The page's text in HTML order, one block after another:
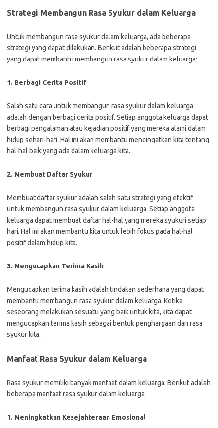
Strategi Membangun Rasa Syukur dalam Keluarga
Untuk membangun rasa syukur dalam keluarga, ada beberapa
strategi yang dapat dilakukan. Berikut adalah beberapa strategi
yang dapat membantu membangun rasa syukur dalam keluarga:
1. Berbagi Cerita Positif
Salah satu cara untuk membangun rasa syukur dalam keluarga
adalah dengan berbagi cerita positif. Setiap anggota keluarga dapat
berbagi pengalaman atau kejadian positif yang mereka alami dalam
hidup sehari-hari. Hal ini akan membantu mengingatkan kita tentang
hal-hal baik yang ada dalam keluarga kita.
2. Membuat Daftar Syukur
Membuat daftar syukur adalah salah satu strategi yang efektif
untuk membangun rasa syukur dalam keluarga. Setiap anggota
keluarga dapat membuat daftar hal-hal yang mereka syukuri setiap
hari. Hal ini akan membantu kita untuk lebih fokus pada hal-hal
positif dalam hidup kita.
3. Mengucapkan Terima Kasih
Mengucapkan terima kasih adalah tindakan sederhana yang dapat
membantu membangun rasa syukur dalam keluarga. Ketika
seseorang melakukan sesuatu yang baik untuk kita, kita dapat
mengucapkan terima kasih sebagai bentuk penghargaan dan rasa
syukur kita.
Manfaat Rasa Syukur dalam Keluarga
Rasa syukur memiliki banyak manfaat dalam keluarga. Berikut adalah
beberapa manfaat rasa syukur dalam keluarga:
1. Meningkatkan Kesejahteraan Emosional